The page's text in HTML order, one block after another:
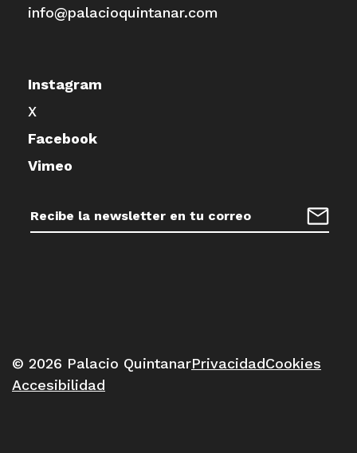
info@palacioquintanar.com
Instagram
X
Facebook
Vimeo
de
© 2026 Palacio QuintanarPrivacidadCookies
Accesibilidad